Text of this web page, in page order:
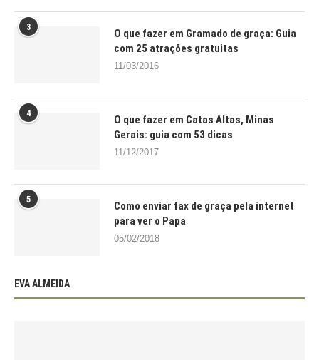
3
O que fazer em Gramado de graça: Guia
com 25 atrações gratuitas
11/03/2016
4
O que fazer em Catas Altas, Minas
Gerais: guia com 53 dicas
11/12/2017
5
Como enviar fax de graça pela internet
para ver o Papa
05/02/2018
EVA ALMEIDA